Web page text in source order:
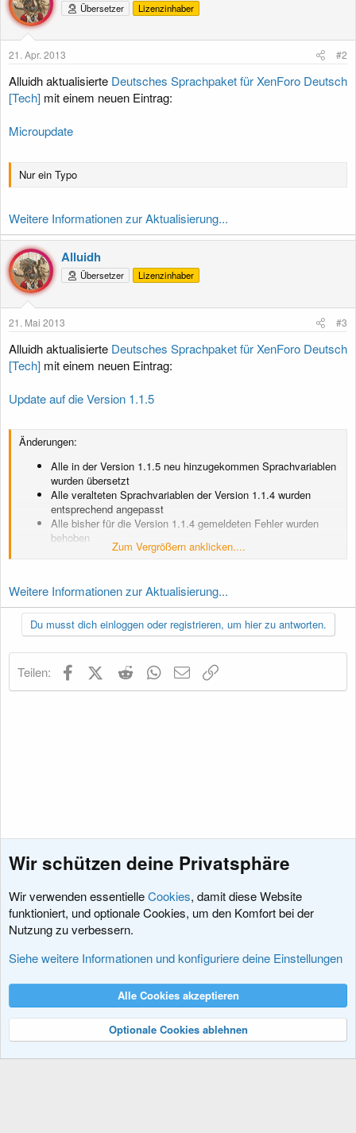
Übersetzer Lizenzinhaber
21. Apr. 2013 #2
Alluidh aktualisierte Deutsches Sprachpaket für XenForo Deutsch
[Tech] mit einem neuen Eintrag:
Microupdate
Nur ein Typo
Weitere Informationen zur Aktualisierung...
Alluidh
Übersetzer Lizenzinhaber
21. Mai 2013 #3
Alluidh aktualisierte Deutsches Sprachpaket für XenForo Deutsch
[Tech] mit einem neuen Eintrag:
Update auf die Version 1.1.5
Änderungen:
Alle in der Version 1.1.5 neu hinzugekommen Sprachvariablen
wurden übersetzt
Alle veralteten Sprachvariablen der Version 1.1.4 wurden
entsprechend angepasst
Alle bisher für die Version 1.1.4 gemeldeten Fehler wurden
behoben
Verschiedene kleine Anpassungen an diversen Stellen wurden
Zum Vergrößern anklicken....
Weitere Informationen zur Aktualisierung...
Du musst dich einloggen oder registrieren, um hier zu antworten.
Teilen: FacebookX (Twitter)
Reddit WhatsApp
E-Mail
Sprachpakete
Nutzungsbedingungen Datenschutz
R
Community platform by XenForo® © 2010-2024 XenForo Ltd.
Wir schützen deine Privatsphäre
Wir verwenden essentielleCookies, damit diese Website
funktioniert, und optionale Cookies, um den Komfort bei der
Nutzung zu verbessern.
Siehe weitere Informationen und konfiguriere deine Einstellungen
Alle Cookies akzeptieren
Optionale Cookies ablehnen